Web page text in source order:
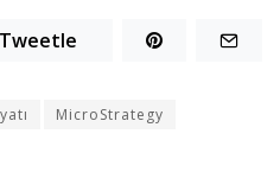
Tweetle
MicroStrategy